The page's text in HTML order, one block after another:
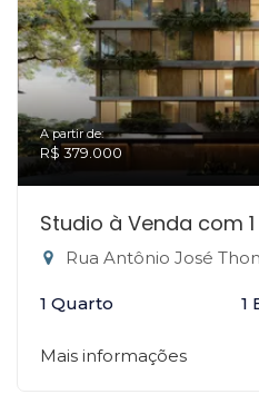
A partir de:
R$ 379.000
Studio à Venda com
Rua Antônio José Thomaz da
1 Quarto 1
Mais informações